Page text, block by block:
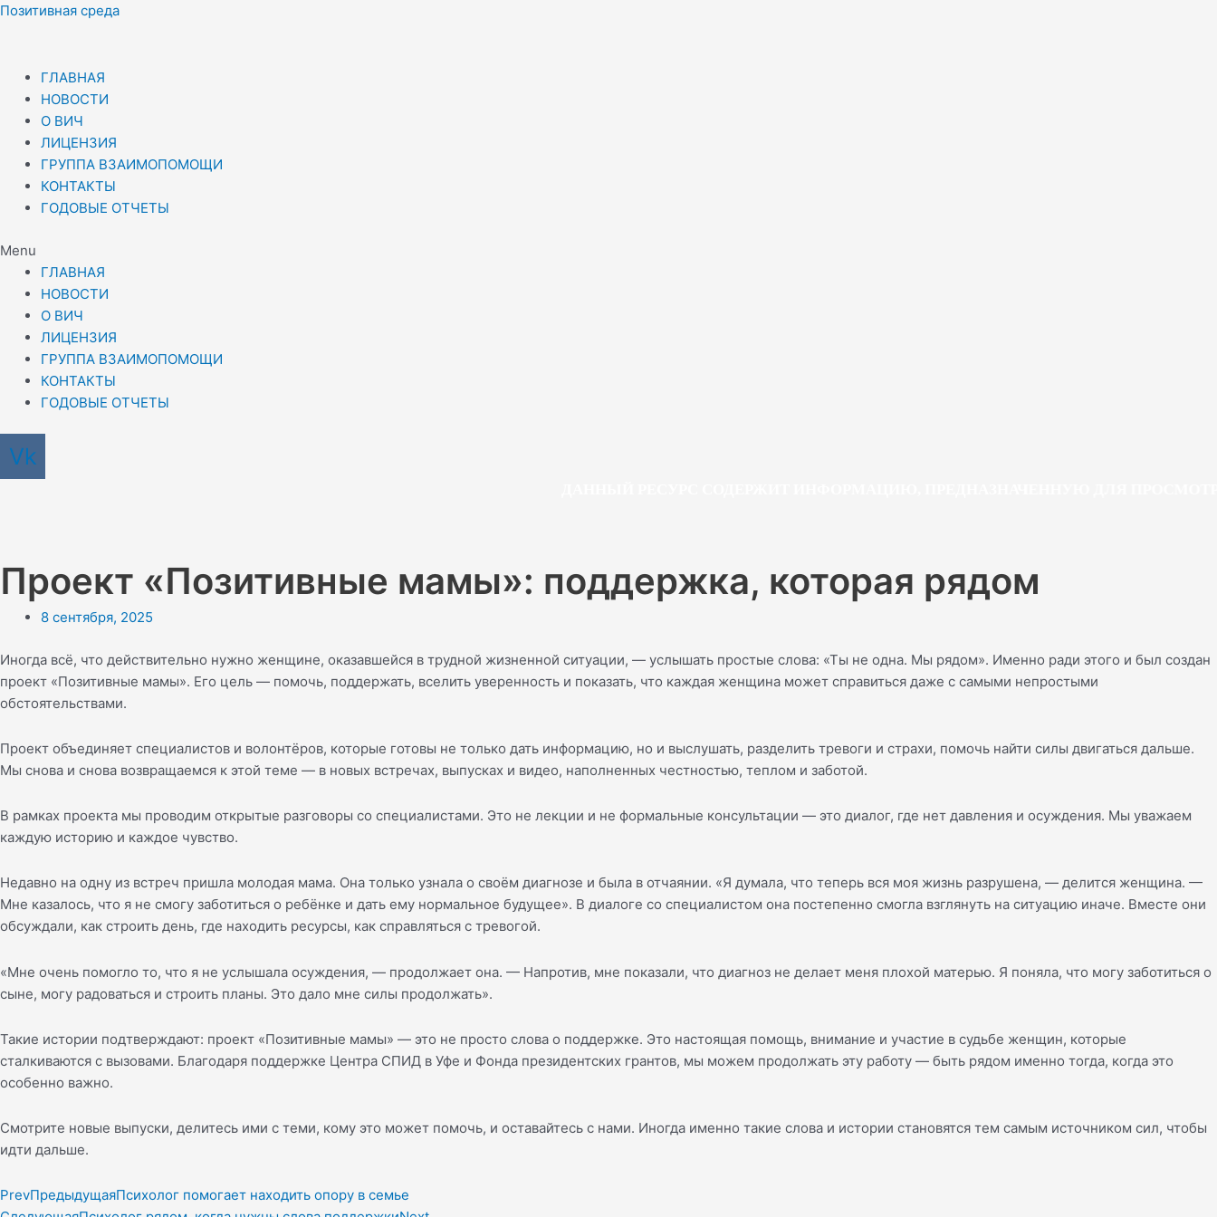
Перейти
Позитивная среда
ГЛАВНАЯ
НОВОСТИ
О ВИЧ
ЛИЦЕНЗИЯ
ГРУППА ВЗАИМОПОМОЩИ
КОНТАКТЫ
ГОДОВЫЕ ОТЧЕТЫ
Menu
ГЛАВНАЯ
НОВОСТИ
О ВИЧ
ЛИЦЕНЗИЯ
ГРУППА ВЗАИМОПОМОЩИ
КОНТАКТЫ
ГОДОВЫЕ ОТЧЕТЫ
Vk
Проект «Позитивные мамы»: поддержка, которая рядом
8 сентября, 2025
Иногда всё, что действительно нужно женщине, оказавшейся в трудной жизненной ситуации, — услышать простые слова: «Ты не одна. Мы рядом». Именно ради этого и был создан
проект «Позитивные мамы». Его цель — помочь, поддержать, вселить уверенность и показать, что каждая женщина может справиться даже с самыми непростыми
обстоятельствами.
Проект объединяет специалистов и волонтёров, которые готовы не только дать информацию, но и выслушать, разделить тревоги и страхи, помочь найти силы двигаться дальше.
Мы снова и снова возвращаемся к этой теме — в новых встречах, выпусках и видео, наполненных честностью, теплом и заботой.
В рамках проекта мы проводим открытые разговоры со специалистами. Это не лекции и не формальные консультации — это диалог, где нет давления и осуждения. Мы уважаем
каждую историю и каждое чувство.
Недавно на одну из встреч пришла молодая мама. Она только узнала о своём диагнозе и была в отчаянии. «Я думала, что теперь вся моя жизнь разрушена, — делится женщина. —
Мне казалось, что я не смогу заботиться о ребёнке и дать ему нормальное будущее». В диалоге со специалистом она постепенно смогла взглянуть на ситуацию иначе. Вместе они
обсуждали, как строить день, где находить ресурсы, как справляться с тревогой.
«Мне очень помогло то, что я не услышала осуждения, — продолжает она. — Напротив, мне показали, что диагноз не делает меня плохой матерью. Я поняла, что могу заботиться о
сыне, могу радоваться и строить планы. Это дало мне силы продолжать».
Такие истории подтверждают: проект «Позитивные мамы» — это не просто слова о поддержке. Это настоящая помощь, внимание и участие в судьбе женщин, которые
сталкиваются с вызовами. Благодаря поддержке Центра СПИД в Уфе и Фонда президентских грантов, мы можем продолжать эту работу — быть рядом именно тогда, когда это
особенно важно.
Смотрите новые выпуски, делитесь ими с теми, кому это может помочь, и оставайтесь с нами. Иногда именно такие слова и истории становятся тем самым источником сил, чтобы
идти дальше.
PrevПредыдущаяПсихолог помогает находить опору в семье